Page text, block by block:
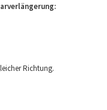
Richtung.